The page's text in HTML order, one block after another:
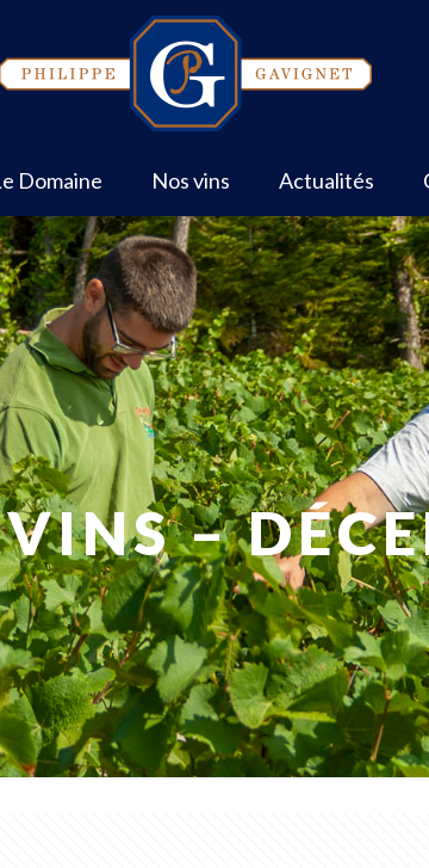
Domaine Nos vins Actualités
–